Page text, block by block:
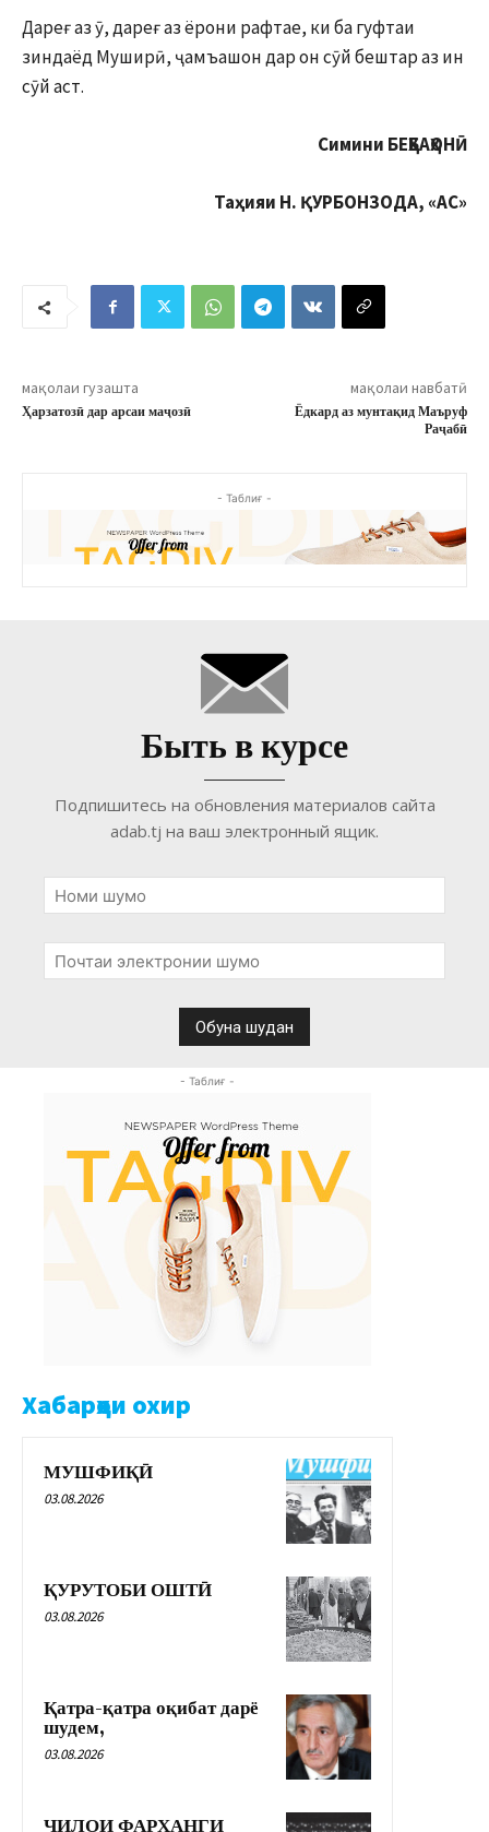
Дареғ аз ӯ, дареғ аз ёрони рафтае, ки ба гуфтаи
зиндаёд Муширӣ, ҷамъашон дар он сӯй бештар аз ин
сӯй аст.
Симини БЕҲБАҲОНӢ
Таҳияи Н. ҚУРБОНЗОДА, «АС»
мақолаи гузашта
Ҳарзатозӣ дар арсаи маҷозӣ
мақолаи навбатӣ
Ёдкард аз мунтақид Маъруф
Раҷабӣ
- Таблиғ -
Быть в курсе
Подпишитесь на обновления материалов сайта
adab.tj на ваш электронный ящик.
- Таблиғ -
Хабарҳои охир
МУШФИҚӢ
03.08.2026
ҚУРУТОБИ ОШТӢ
03.08.2026
Қатра-қатра оқибат дарё
шудем,
03.08.2026
ҶИЛОИ ФАРҲАНГИ